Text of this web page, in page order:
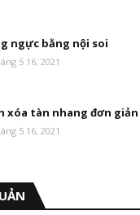
ngực bằng nội soi
5 16, 2021
xóa tàn nhang đơn giản
5 16, 2021